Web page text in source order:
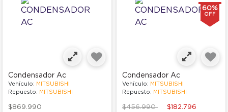
Condensador Ac
Vehículo: MITSUBISHI
Repuesto: MITSUBISHI
$869.990
60%
OFF
Condensador Ac
Vehículo: MITSUBISHI
Repuesto: MITSUBISHI
Price reduced from
$456.990to $182.796